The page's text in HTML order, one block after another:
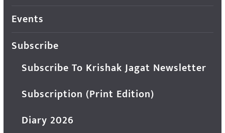
Events
Subscribe
Subscribe To Krishak Jagat Newsletter
Subscription (Print Edition)
Diary 2026